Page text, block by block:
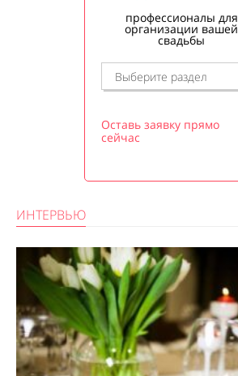
профессионалы для
организации вашей
свадьбы
Оставь заявку прямо
сейчас
ИНТЕРВЬЮ